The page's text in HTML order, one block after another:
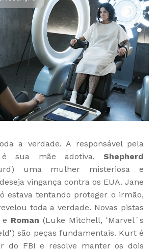
a verdade. A responsável pela
é sua mãe adotiva, Shepherd
uma mulher misteriosa e
vingança contra os EUA. Jane
estava tentando proteger o irmão,
toda a verdade. Novas pistas
Roman (Luke Mitchell, 'Marvel´s
são peças fundamentais. Kurt é
do FBI e resolve manter os dois